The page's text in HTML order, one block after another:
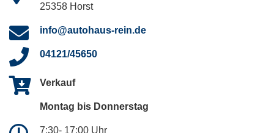
25358 Horst
info@autohaus-rein.de
04121/45650
Verkauf
Montag bis Donnerstag
7:30- 17:00 Uhr